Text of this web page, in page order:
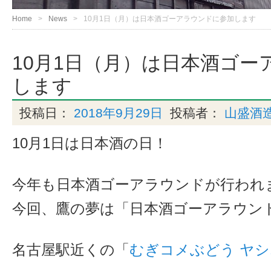
Home News 10月1日（月）は日本酒ゴーアラウンドに参加します
10月1日（月）は日本酒ゴー
します
投稿日： 2018年9月29日 投稿者： 山盛酒
10月1日は日本酒の日！
今年も日本酒ゴーアラウンドが行われ
今回、鷹の夢は「日本酒ゴーアラウン
名古屋駅近くの「 むぎコメぶどう ヤ